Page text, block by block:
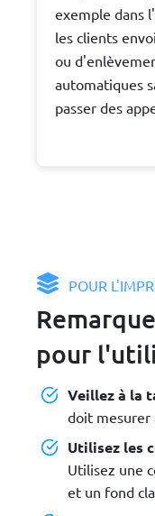
exemple dans
les clients
ou
automatiques
passer des
POUR
pour
Veillez à la
doit mesurer
Utilisez les
Utilisez une
et un fond